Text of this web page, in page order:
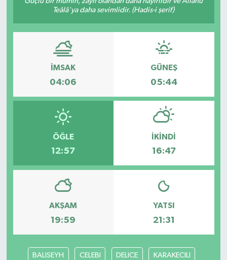
Teâlâ'ya daha sevimlidir. (Hadis-i şerif)
İMSAK
04:06
GÜNEŞ
05:44
ÖĞLE
12:57
İKINDI
16:47
AKŞAM
19:59
YATSI
21:31
BALISEYH CELEBI DELICE KARAKECILI